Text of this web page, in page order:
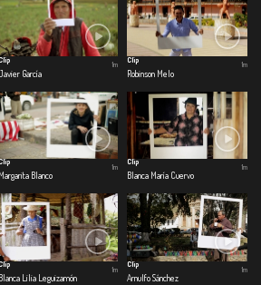
García
1m
Clip
Robinson Melo
1m
Margarita Blanco
1m
Clip
Blanca María Cuervo
1m
Blanca Lilia Leguizamón
1m
Clip
Arnulfo Sánchez
1m